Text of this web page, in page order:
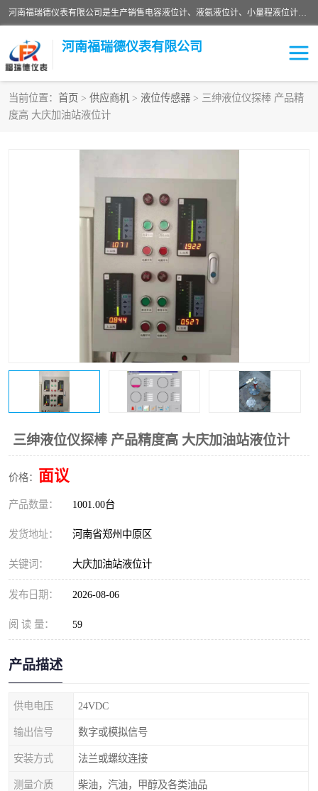
河南福瑞德仪表有限公司是生产销售电容液位计、液氨液位计、小量程液位计定制、智能锅炉水位计、液氮液位计等；并在产品开发、研制的过程中，吸取国内外仪器仪表的技术精华，建立了一支高、精、尖的科研开发队伍，使产品性能不断升级。
河南福瑞德仪表有限公司
当前位置： 首页 > 供应商机 > 液位传感器 > 三绅液位仪探棒 产品精
度高 大庆加油站液位计
三绅液位仪探棒 产品精度高 大庆加油站液位计
价格： 面议
产品数量： 1001.00台
发货地址： 河南省郑州中原区
关键词： 大庆加油站液位计
发布日期： 2026-08-06
阅 读 量： 59
产品描述
供电电压 24VDC
输出信号 数字或模拟信号
安装方式 法兰或螺纹连接
测量介质 柴油，汽油，甲醇及各类油品
液位计
液位计传感器定制
物位计
测漏仪
锅炉水位计
智能锅炉水位计 电容液位计
流量仪表 加油站液位仪